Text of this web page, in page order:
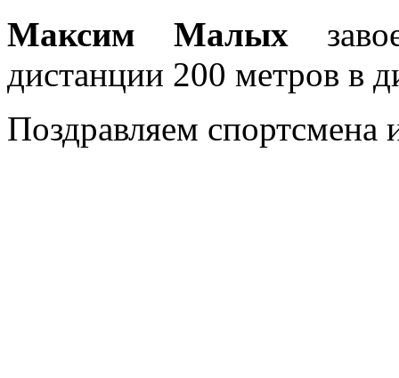
Максим Малых
дистанции 200 метров в
Поздравляем спортсмена